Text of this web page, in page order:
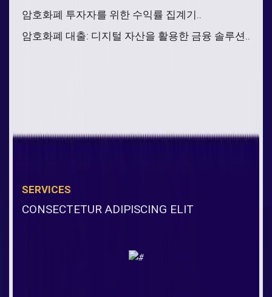
암호화폐 투자자를 위한 수익률 집계기..
암호화폐 대출: 디지털 자산을 활용한 금융 솔루션..
SERVICES
CONSECTETUR ADIPISCING ELIT